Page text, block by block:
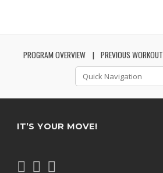
PROGRAM OVERVIEW PREVIOUS WORKOUT
IT’S YOUR MOVE!